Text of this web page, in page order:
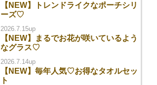
【NEW】トレンドライクなポーチシリ
ーズ♡
2026.7.15up
【NEW】まるでお花が咲いているよう
なグラス♡
2026.7.14up
【NEW】毎年人気♡お得なタオルセッ
ト